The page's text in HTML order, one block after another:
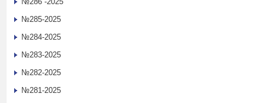
№285-2025
№284-2025
№283-2025
№282-2025
№281-2025